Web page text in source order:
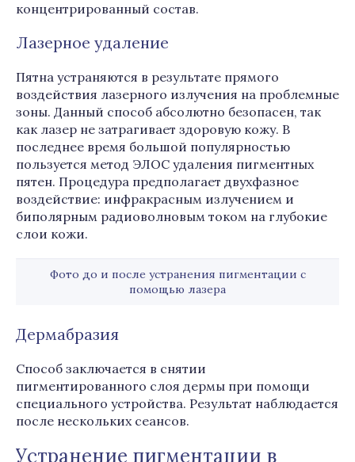
концентрированный состав.
Лазерное удаление
Пятна устраняются в результате прямого
воздействия лазерного излучения на проблемные
зоны. Данный способ абсолютно безопасен, так
как лазер не затрагивает здоровую кожу. В
последнее время большой популярностью
пользуется метод ЭЛОС удаления пигментных
пятен. Процедура предполагает двухфазное
воздействие: инфракрасным излучением и
биполярным радиоволновым током на глубокие
слои кожи.
Фото до и после устранения пигментации с
помощью лазера
Дермабразия
Способ заключается в снятии
пигментированного слоя дермы при помощи
специального устройства. Результат наблюдается
после нескольких сеансов.
Устранение пигментации в